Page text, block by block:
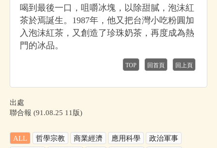
喝到最後一口，咀嚼冰塊，以除甜膩，泡沫紅
茶於焉誕生。1987年，他又把台灣小吃粉圓加
入泡沫紅茶，又創造了珍珠奶茶，再度成為熱
門的冰品。
TOP 回首頁 回上頁
出處
聯合報 (91.08.25 11版)
ALL 哲學宗教 商業經濟 應用科學
政治軍事